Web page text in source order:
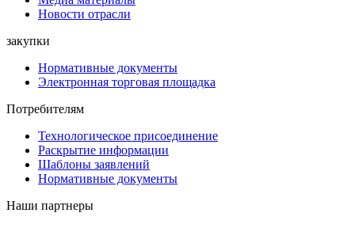
Новости отрасли
закупки
Нормативные документы
Электронная торговая площадка
Потребителям
Технологическое присоединение
Раскрытие информации
Шаблоны заявлений
Нормативные документы
Наши партнеры